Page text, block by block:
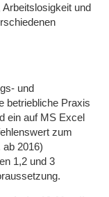
und
und
betriebliche Praxis
ein auf MS Excel
zum
2016)
1,2 und 3